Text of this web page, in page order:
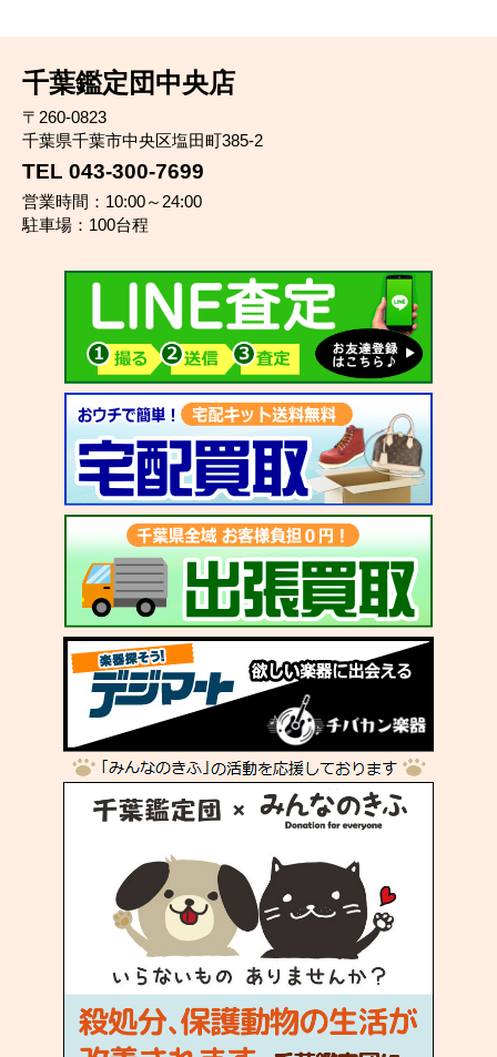
千葉鑑定団中央店
〒260-0823
千葉県千葉市中央区塩田町385-2
TEL 043-300-7699
営業時間：10:00～24:00
駐車場：100台程